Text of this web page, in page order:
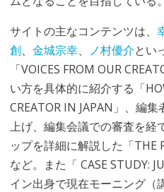
サイトの主なコンテンツは、
創、 金城宗幸、 ノ村優介とい
「VOICES FROM OUR
い方を具体的に紹介する「
CREATOR IN JAPAN」、編
上げ、編集会議での審査を経
ップを詳細に解説した「THE
など。また「 CASE STUDY:
イン出身で現在モーニング（